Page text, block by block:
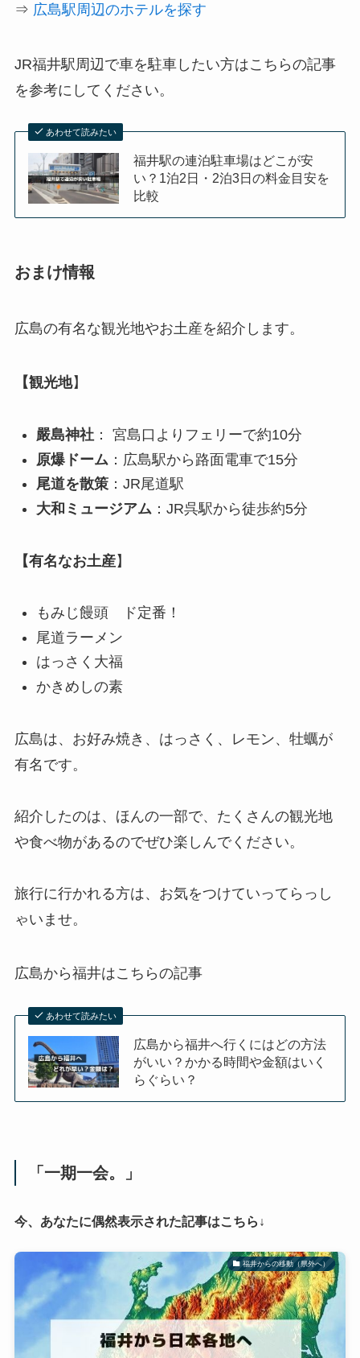
⇒ 広島駅周辺のホテルを探す
JR福井駅周辺で車を駐車したい方はこちらの記事
を参考にしてください。
あわせて読みたい
福井駅の連泊駐車場はどこが安
い？1泊2日・2泊3日の料金目安を
比較
おまけ情報
広島の有名な観光地やお土産を紹介します。
【観光地】
嚴島神社： 宮島口よりフェリーで約10分
原爆ドーム ：広島駅から路面電車で15分
尾道を散策：JR尾道駅
大和ミュージアム ：JR呉駅から徒歩約5分
【有名なお土産】
もみじ饅頭 ド定番！
尾道ラーメン
はっさく大福
かきめしの素
広島は、お好み焼き、はっさく、レモン、牡蠣が
有名です。
紹介したのは、ほんの一部で、たくさんの観光地
や食べ物があるのでぜひ楽しんでください。
旅行に行かれる方は、お気をつけていってらっし
ゃいませ。
広島から福井はこちらの記事
あわせて読みたい
広島から福井へ行くにはどの方法
がいい？かかる時間や金額はいく
らぐらい？
「一期一会。」
今、あなたに偶然表示された記事はこちら↓
福井からの移動（県外へ）